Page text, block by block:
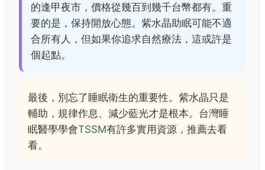
的逢甲夜市，價格從幾百到幾千台幣都有。重
要的是，保持開放心態。紫水晶助眠可能不適
合所有人，但如果你追求自然療法，這或許是
個起點。
最後，別忘了睡眠衛生的重要性。紫水晶只是
輔助，規律作息、減少藍光才是根本。台灣睡
眠醫學學會TSSM有許多實用資源，推薦去看
看。